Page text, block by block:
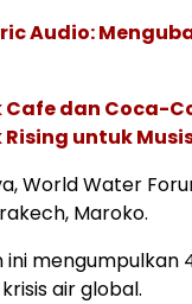
Audio:
Cafe dan Coca-
Rising untuk
World Water
Maroko.
ini
air global.